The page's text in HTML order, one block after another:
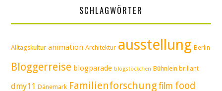
SCHLAGWÖRTER
Alltagskultur animation Architektur ausstellung Berlin
Bloggerreise blogparade blogstöckchen Bühnlein brillant
dmy11 Dänemark Familienforschung film food